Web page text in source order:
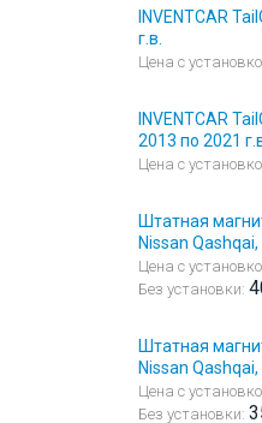
INVENTCAR
г.в.
Цена с
INVENTCAR
2013 по 2021
Цена с
Штатная
Nissan
Цена с
Без установки:
Штатная
Nissan
Цена с
Без установки: